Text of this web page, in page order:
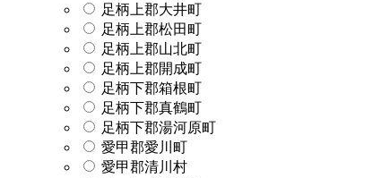
足柄上郡大井町
足柄上郡松田町
足柄上郡山北町
足柄上郡開成町
足柄下郡箱根町
足柄下郡真鶴町
足柄下郡湯河原町
愛甲郡愛川町
愛甲郡清川村